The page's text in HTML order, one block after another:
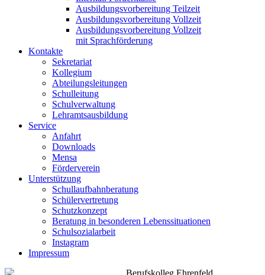
Ausbildungsvorbereitung Teilzeit
Ausbildungsvorbereitung Vollzeit
Ausbildungsvorbereitung Vollzeit
mit Sprachförderung
Kontakte
Sekretariat
Kollegium
Abteilungsleitungen
Schulleitung
Schulverwaltung
Lehramtsausbildung
Service
Anfahrt
Downloads
Mensa
Förderverein
Unterstützung
Schullaufbahnberatung
Schülervertretung
Schutzkonzept
Beratung in besonderen Lebenssituationen
Schulsozialarbeit
Instagram
Impressum